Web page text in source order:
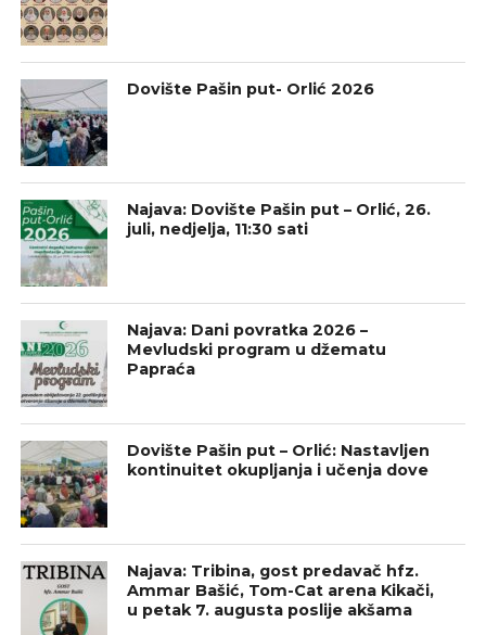
Dovište Pašin put- Orlić 2026
Najava: Dovište Pašin put – Orlić, 26.
juli, nedjelja, 11:30 sati
Najava: Dani povratka 2026 –
Mevludski program u džematu
Papraća
Dovište Pašin put – Orlić: Nastavljen
kontinuitet okupljanja i učenja dove
Najava: Tribina, gost predavač hfz.
Ammar Bašić, Tom-Cat arena Kikači,
u petak 7. augusta poslije akšama